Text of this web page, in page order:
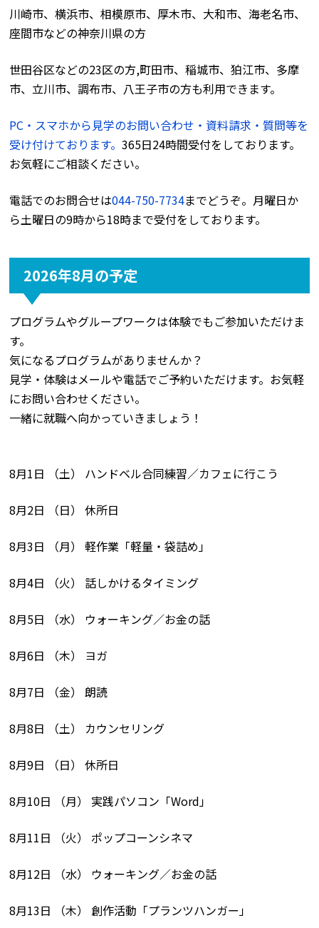
川崎市、横浜市、相模原市、厚木市、大和市、海老名市、
座間市などの神奈川県の方
世田谷区などの23区の方,町田市、稲城市、狛江市、多摩
市、立川市、調布市、八王子市の方も利用できます。
PC・スマホから見学のお問い合わせ・資料請求・質問等を
受け付けております。365日24時間受付をしております。
お気軽にご相談ください。
電話でのお問合せは044-750-7734までどうぞ。月曜日か
ら土曜日の9時から18時まで受付をしております。
2026年8月の予定
プログラムやグループワークは体験でもご参加いただけま
す。
気になるプログラムがありませんか？
見学・体験はメールや電話でご予約いただけます。お気軽
にお問い合わせください。
一緒に就職へ向かっていきましょう！
8月1日 （土） ハンドベル合同練習／カフェに行こう
8月2日 （日） 休所日
8月3日 （月） 軽作業「軽量・袋詰め」
8月4日 （火） 話しかけるタイミング
8月5日 （水） ウォーキング／お金の話
8月6日 （木） ヨガ
8月7日 （金） 朗読
8月8日 （土） カウンセリング
8月9日 （日） 休所日
8月10日 （月） 実践パソコン「Word」
8月11日 （火） ポップコーンシネマ
8月12日 （水） ウォーキング／お金の話
8月13日 （木） 創作活動「プランツハンガー」